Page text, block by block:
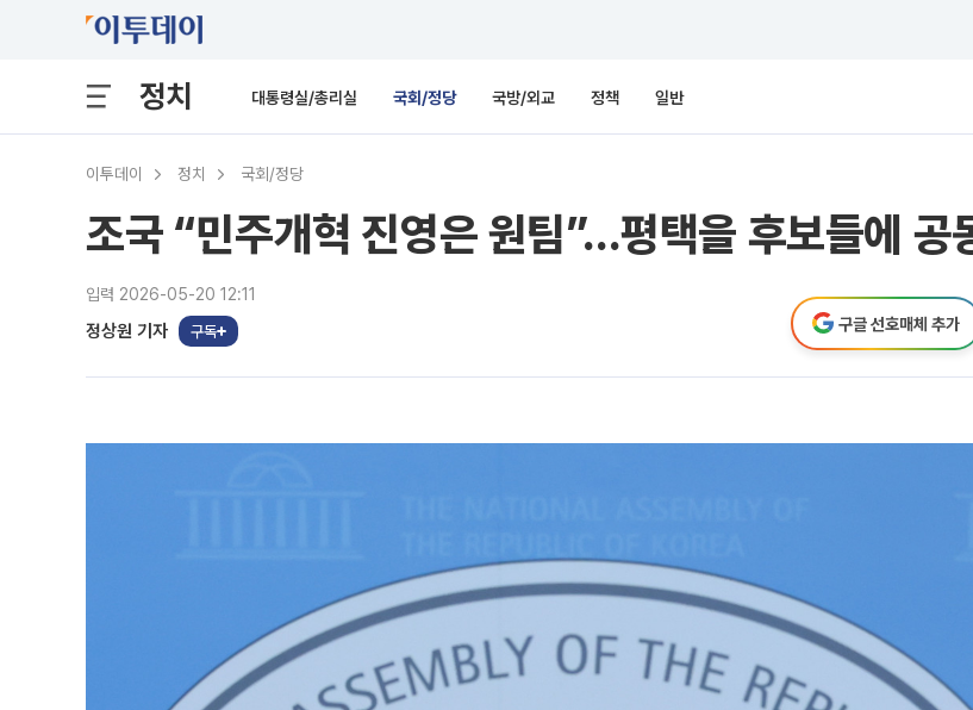
정치 대통령실/총리실 국회/정당 국방/외교 정책 일반
이투데이 정치 국회/정당
조국 “민주개혁 진영은 원팀”…평택을 후보들에 공
입력 2026-05-20 12:11
정상원 기자 구독 구글 선호매체 추가